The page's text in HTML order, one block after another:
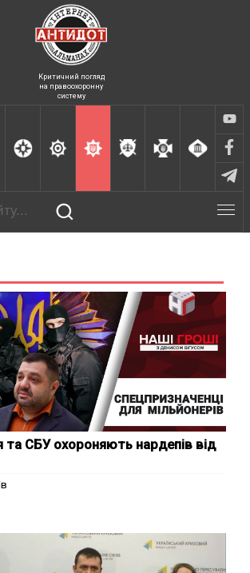
Критичний погляд
на правоохоронну
систему
та СБУ охороняють нардепів від